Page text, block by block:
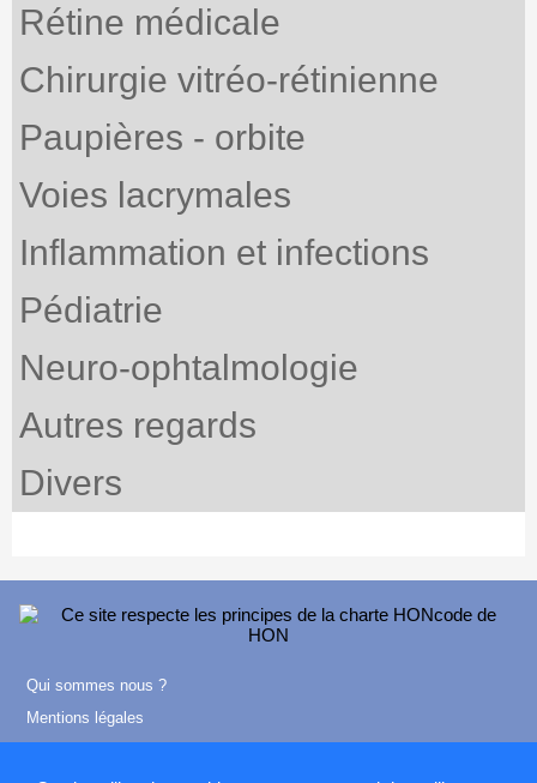
Rétine médicale
Chirurgie vitréo-rétinienne
Paupières - orbite
Voies lacrymales
Inflammation et infections
Pédiatrie
Neuro-ophtalmologie
Autres regards
Divers
Qui sommes nous ?
Mentions légales